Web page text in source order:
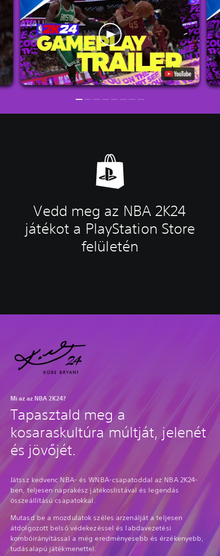
Vedd meg az NBA 2K24
játékot a PlayStation Store
felületén
Mi az az NBA 2K24?
Tapasztald meg a
kosaraskultúra múltját, jelenét
és jövőjét.
Játssz kedvenc NBA- és WNBA-csapatoddal az NBA 2K24-
ben, teljesen naprakész játékoslistával és legendás
összeállítású csapatokkal.
Mutasd be a mozdulatok széles arzenálját a teljesen
átdolgozott belső védekezéssel és labdavezetési
kombóirányítással a még eredményesebb és érzékenyebb,
tudásalapú játékmenettel.